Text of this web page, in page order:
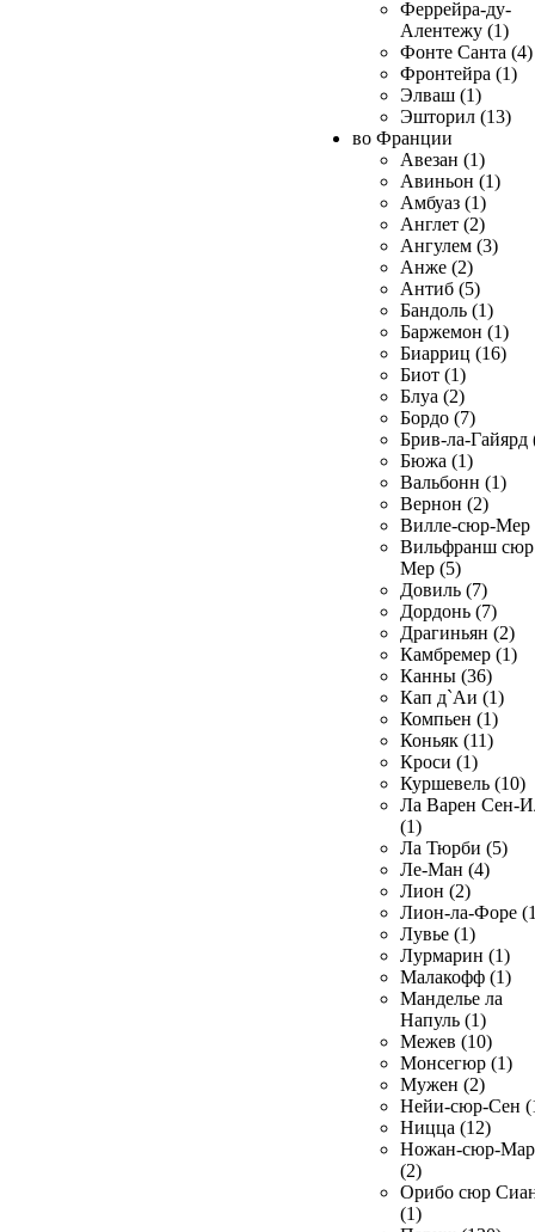
Феррейра-ду-
Алентежу (1)
Фонте Санта (4)
Фронтейра (1)
Элваш (1)
Эшторил (13)
во Франции
Авезан (1)
Авиньон (1)
Амбуаз (1)
Англет (2)
Ангулем (3)
Анже (2)
Антиб (5)
Бандоль (1)
Баржемон (1)
Биарриц (16)
Биот (1)
Блуа (2)
Бордо (7)
Брив-ла-Гайярд
Бюжа (1)
Вальбонн (1)
Вернон (2)
Вилле-сюр-Мер
Вильфранш сюр
Мер (5)
Довиль (7)
Дордонь (7)
Драгиньян (2)
Камбремер (1)
Канны (36)
Кап д`Аи (1)
Компьен (1)
Коньяк (11)
Кроси (1)
Куршевель (10)
Ла Варен Сен-
(1)
Ла Тюрби (5)
Ле-Ман (4)
Лион (2)
Лион-ла-Форе
Лувье (1)
Лурмарин (1)
Малакофф (1)
Манделье ла
Напуль (1)
Межев (10)
Монсегюр (1)
Мужен (2)
Нейи-сюр-Сен
Ницца (12)
Ножан-сюр-
(2)
Орибо сюр
(1)